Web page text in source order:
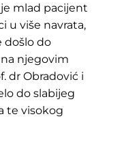
mlad pacijent
u više navrata,
došlo do
njegovim
dr Obradović i
do slabijeg
te visokog